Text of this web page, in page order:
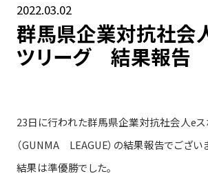
スポーツウェア
スポーツウェア事業のミッション
スポーツウェアのラインナップ紹
フィットネス
フィットネス事業のミッション
2022.03.02
群馬県企業対抗社会
ツリーグ 結果報告
23日に行われた群馬県企業対抗社会人eス
（GUNMA LEAGUE）の結果報告でございま
結果は準優勝でした。